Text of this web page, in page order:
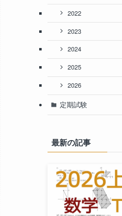
2022
2023
2024
2025
2026
定期試験
最新の記事